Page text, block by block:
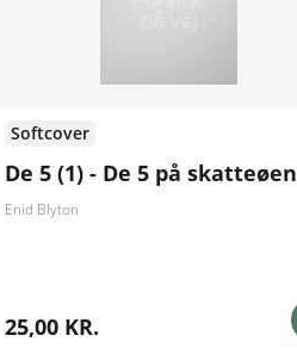
Softcover
De 5 (1) - De 5 på skatteøen
Enid Blyton
25,00 KR.